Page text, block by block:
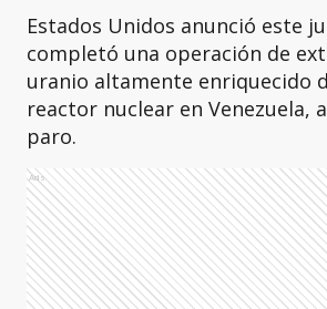
Estados Unidos anunció este
completó una operación de
uranio altamente enriquecido
reactor nuclear en Venezuela,
paro.
Ads